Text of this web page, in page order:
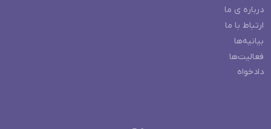
درباره ی ما
ارتباط با ما
بیانیه‌ها
فعالیت‌ها
دادخواه